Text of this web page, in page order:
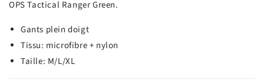
OPS Tactical Ranger Green.
Gants plein doigt
Tissu: microfibre + nylon
Taille: M/L/XL